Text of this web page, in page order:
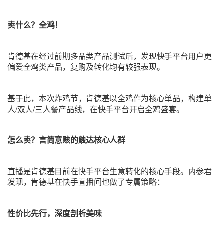
卖什么？全鸡！
肯德基在经过前期多品类产品测试后，发现快手平台用户更
偏爱全鸡类产品，复购及转化均有较强表现。
基于此，本次炸鸡节，肯德基以全鸡作为核心单品，构建单
人/双人/三人餐产品线，在快手平台开启全鸡盛宴。
怎么卖？言简意赅的触达核心人群
直播是肯德基目前在快手平台生意转化的核心手段。内参君
发现，肯德基在快手直播间也做了专属策略：
性价比先行，深度剖析美味